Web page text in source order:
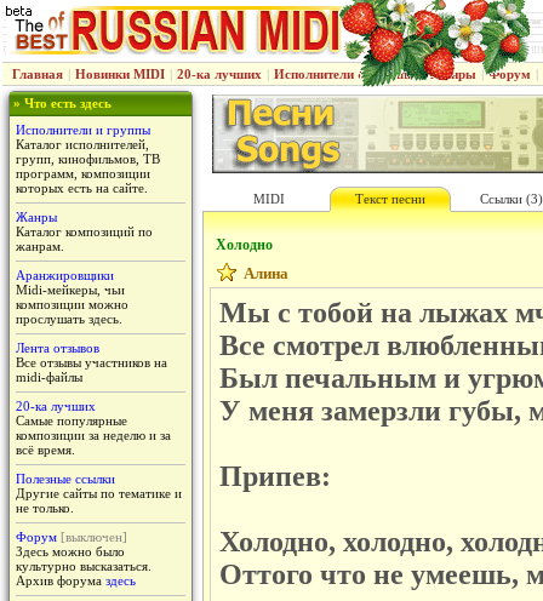
Главная | Новинки MIDI | 20-ка лучших | Исполнители & группы | Жанры | Форум |
» Что есть здесь
Исполнители и группы
Каталог исполнителей,
групп, кинофильмов, ТВ
программ, композиции
которых есть на сайте.
Жанры
Каталог композиций по
жанрам.
Аранжировщики
Midi-мейкеры, чьи
композиции можно
прослушать здесь.
Лента отзывов
Все отзывы участников на
midi-файлы
20-ка лучших
Самые популярные
композиции за неделю и за
всё время.
Полезные ссылки
Другие сайты по тематике и
не только.
Форум [выключен]
Здесь можно было
культурно высказаться.
Архив форума здесь
MIDI Текст песни Ссылки (3)
Холодно
Алина
Мы с тобой на лыжах
Все смотрел
Был печальным и
У меня замерзли губы,
Припев:
Холодно, холодно,
Оттого что не умеешь,